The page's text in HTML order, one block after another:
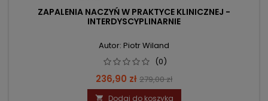
ZAPALENIA NACZYŃ W PRAKTYCE KLINICZNEJ -
INTERDYSCYPLINARNIE
Autor: Piotr Wiland
(0)
Cena
236,90 zł Cena
podstawowa
279,00 zł
 Dodaj do koszyka